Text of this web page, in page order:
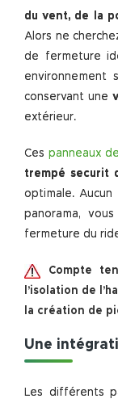
du vent, de la
Alors ne
de fermeture
environnement
conservant une
extérieur.
Ces panneaux
trempé securit
optimale.
panorama,
fermeture du
Compte
l’isolation de
la création de
Une
Les différents